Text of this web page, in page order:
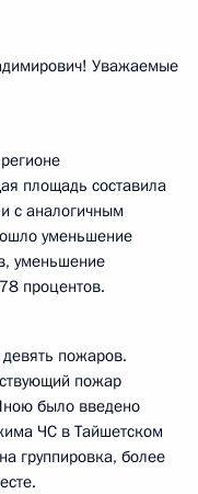
Уважаемые
площадь составила
с аналогичным
уменьшение
уменьшение
процентов.
девять пожаров.
пожар
было введено
ЧС в Тайшетском
группировка, более